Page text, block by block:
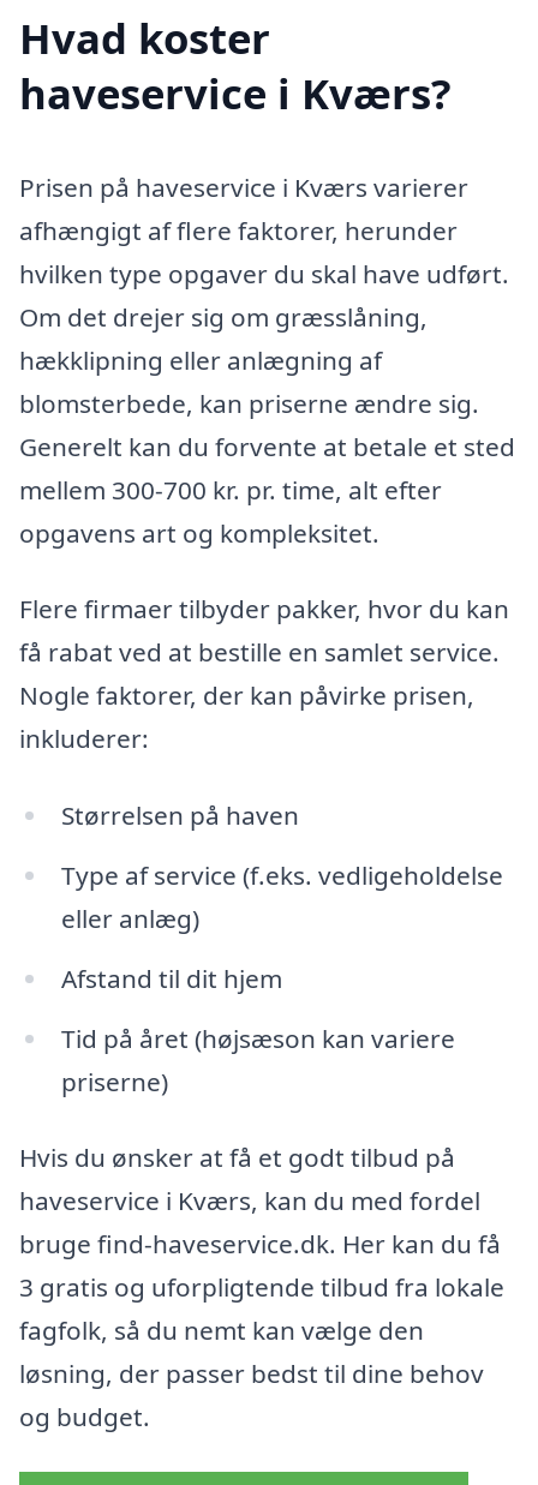
Hvad koster
haveservice i Kværs?
Prisen på haveservice i Kværs varierer
afhængigt af flere faktorer, herunder
hvilken type opgaver du skal have udført.
Om det drejer sig om græsslåning,
hækklipning eller anlægning af
blomsterbede, kan priserne ændre sig.
Generelt kan du forvente at betale et sted
mellem 300-700 kr. pr. time, alt efter
opgavens art og kompleksitet.
Flere firmaer tilbyder pakker, hvor du kan
få rabat ved at bestille en samlet service.
Nogle faktorer, der kan påvirke prisen,
inkluderer:
Størrelsen på haven
Type af service (f.eks. vedligeholdelse
eller anlæg)
Afstand til dit hjem
Tid på året (højsæson kan variere
priserne)
Hvis du ønsker at få et godt tilbud på
haveservice i Kværs, kan du med fordel
bruge find-haveservice.dk. Her kan du få
3 gratis og uforpligtende tilbud fra lokale
fagfolk, så du nemt kan vælge den
løsning, der passer bedst til dine behov
og budget.